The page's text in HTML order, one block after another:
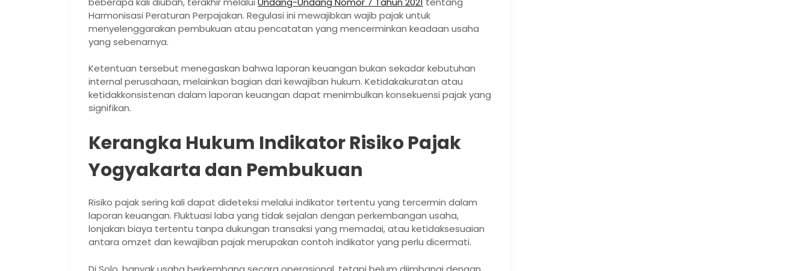
Harmonisasi Peraturan Perpajakan. Regulasi ini mewajibkan wajib pajak untuk
menyelenggarakan pembukuan atau pencatatan yang mencerminkan keadaan usaha
yang sebenarnya.
Ketentuan tersebut menegaskan bahwa laporan keuangan bukan sekadar kebutuhan
internal perusahaan, melainkan bagian dari kewajiban hukum. Ketidakakuratan atau
ketidakkonsistenan dalam laporan keuangan dapat menimbulkan konsekuensi pajak yang
signifikan.
Kerangka Hukum Indikator Risiko Pajak
Yogyakarta dan Pembukuan
Risiko pajak sering kali dapat dideteksi melalui indikator tertentu yang tercermin dalam
laporan keuangan. Fluktuasi laba yang tidak sejalan dengan perkembangan usaha,
lonjakan biaya tertentu tanpa dukungan transaksi yang memadai, atau ketidaksesuaian
antara omzet dan kewajiban pajak merupakan contoh indikator yang perlu dicermati.